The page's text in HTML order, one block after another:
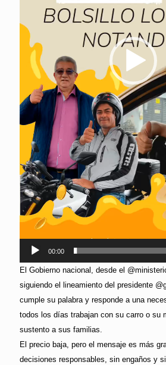
00:00
El Gobierno nacional, desde el
siguiendo el lineamiento del presidente
cumple su palabra y responde a una
todos los días trabajan con su carro o su
sustento a sus familias.
El precio baja, pero el mensaje es más
decisiones responsables, sin engaños y